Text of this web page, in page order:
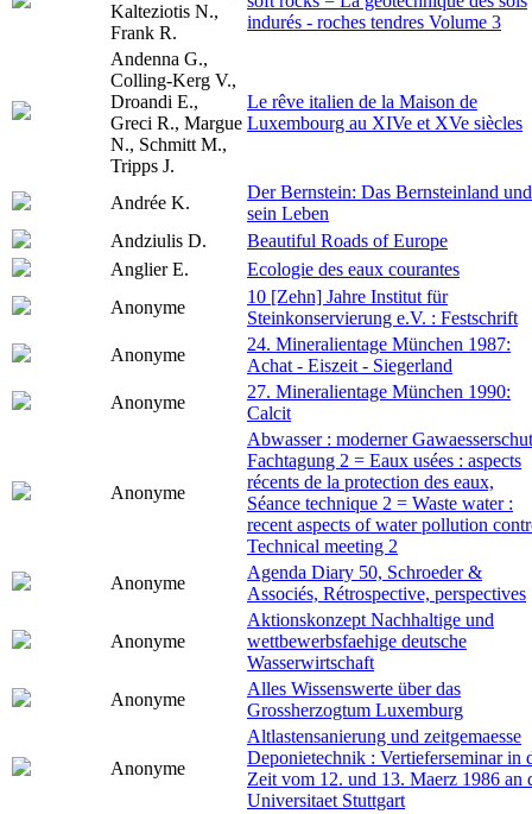
Kalteziotis N.,
Frank R.
indurés - roches tendres Volume 3
Andenna G.,
Colling-Kerg V.,
Droandi E.,
Greci R., Margue
N., Schmitt M.,
Tripps J.
Le rêve italien de la Maison de
Luxembourg au XIVe et XVe siècles
Andrée K.
Der Bernstein: Das Bernsteinland und
sein Leben
Andziulis D.
Beautiful Roads of Europe
Anglier E.
Ecologie des eaux courantes
Anonyme
10 [Zehn] Jahre Institut für
Steinkonservierung e.V. : Festschrift
Anonyme
24. Mineralientage München 1987:
Achat - Eiszeit - Siegerland
Anonyme
27. Mineralientage München 1990:
Calcit
Anonyme
Abwasser : moderner
Fachtagung 2 = Eaux usées : aspects
récents de la protection des eaux,
Séance technique 2 = Waste water :
recent aspects of water pollution
Technical meeting 2
Anonyme
Agenda Diary 50, Schroeder &
Associés, Rétrospective, perspectives
Anonyme
Aktionskonzept Nachhaltige und
wettbewerbsfaehige deutsche
Wasserwirtschaft
Anonyme
Alles Wissenswerte über das
Grossherzogtum Luxemburg
Anonyme
Altlastensanierung und zeitgemaesse
Deponietechnik : Vertieferseminar in
Zeit vom 12. und 13. Maerz 1986 an
Universitaet Stuttgart